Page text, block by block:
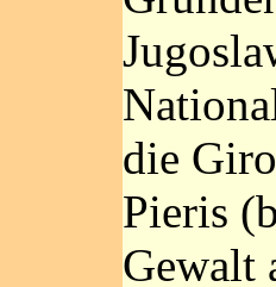
die
Pieris
Gewalt